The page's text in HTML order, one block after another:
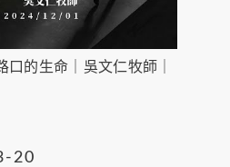
口的生命｜吳文仁牧師｜
20